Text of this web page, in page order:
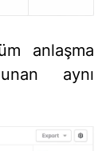
anlaşma
aynı